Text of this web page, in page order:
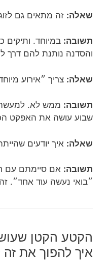
שאלה: זה מתאים גם
תשובה: במיוחד. ותיקים
והסדנה נותנת להם דרך
שאלה: צריך ״אירוע
תשובה: ממש לא.
שבוע עושה את האפקט
שאלה: איך יודעים
תשובה: אם סיימתם עם
״בואי נעשה עוד אחד״.
הקטע הקטן
איך להפוך את זה